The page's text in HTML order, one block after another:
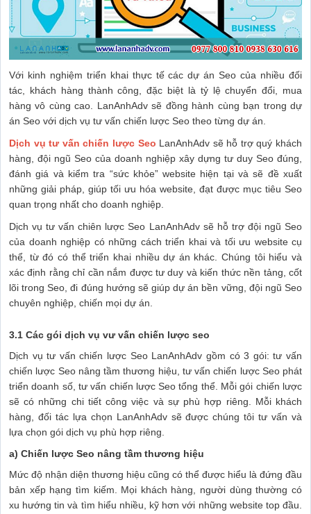
Với kinh nghiệm triển khai thực tế các dự án Seo của nhiều đối
tác, khách hàng thành công, đặc biệt là tỷ lệ chuyển đổi, mua
hàng vô cùng cao. LanAnhAdv sẽ đồng hành cùng bạn trong dự
án Seo với dịch vụ tư vấn chiến lược Seo theo từng dự án.
Dịch vụ tư vấn chiến lược Seo LanAnhAdv sẽ hỗ trợ quý khách
hàng, đội ngũ Seo của doanh nghiệp xây dựng tư duy Seo đúng,
đánh giá và kiểm tra “sức khỏe” website hiện tại và sẽ đề xuất
những giải pháp, giúp tối ưu hóa website, đạt được mục tiêu Seo
quan trọng nhất cho doanh nghiệp.
Dịch vụ tư vấn chiên lược Seo LanAnhAdv sẽ hỗ trợ đội ngũ Seo
của doanh nghiệp có những cách triển khai và tối ưu website cụ
thể, từ đó có thể triển khai nhiều dự án khác. Chúng tôi hiểu và
xác định rằng chỉ cần nắm được tư duy và kiến thức nền tảng, cốt
lõi trong Seo, đi đúng hướng sẽ giúp dự án bền vững, đội ngũ Seo
chuyên nghiệp, chiến mọi dự án.
3.1 Các gói dịch vụ vư vấn chiến lược seo
Dịch vụ tư vấn chiến lược Seo LanAnhAdv gồm có 3 gói: tư vấn
chiến lược Seo nâng tầm thương hiệu, tư vấn chiến lược Seo phát
triển doanh số, tư vấn chiến lược Seo tổng thể. Mỗi gói chiến lược
sẽ có những chi tiết công việc và sự phù hợp riêng. Mỗi khách
hàng, đối tác lựa chọn LanAnhAdv sẽ được chúng tôi tư vấn và
lựa chọn gói dịch vụ phù hợp riêng.
a) Chiến lược Seo nâng tầm thương hiệu
Mức độ nhận diện thương hiệu cũng có thể được hiểu là đứng đầu
bản xếp hạng tìm kiếm. Mọi khách hàng, người dùng thường có
xu hướng tin và tìm hiểu nhiều, kỹ hơn với những website top đầu.